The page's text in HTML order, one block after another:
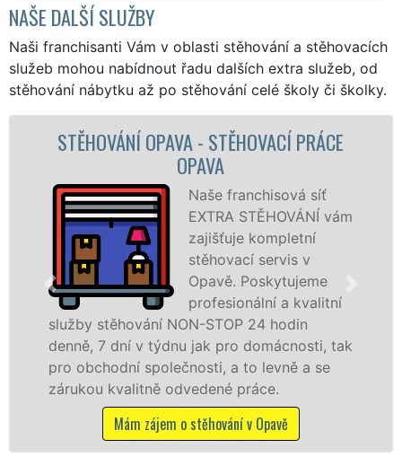
NAŠE DALŠÍ SLUŽBY
Naši franchisanti Vám v oblasti stěhování a stěhovacích
služeb mohou nabídnout řadu dalších extra služeb, od
stěhování nábytku až po stěhování celé školy či školky.
- STĚHOVACÍ PRÁCE
Naše franchisová síť
EXTRA STĚHOVÁNÍ vám
zajišťuje kompletní
stěhovací servis v
Opavě. Poskytujeme
profesionální a kvalitní
NON-STOP 24 hodin
jak pro domácnosti, tak
a to levně a se
odvedené práce.
o stěhování v Opavě
STĚHOVACÍ
služby
celém okresu
franchisové sítě
Nabízíme
včetně víkendů a
Mám zájem